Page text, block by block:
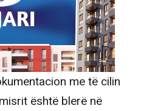
me të cilin
është blerë në